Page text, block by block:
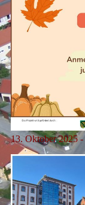
13. Oktober 2025 -